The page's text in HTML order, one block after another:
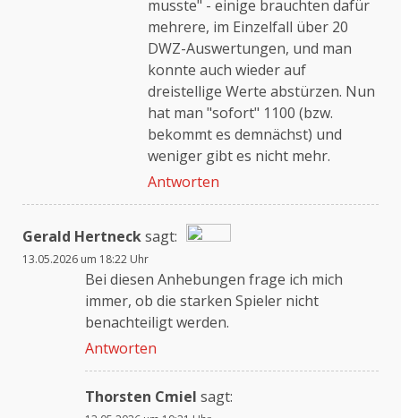
musste" - einige brauchten dafür
mehrere, im Einzelfall über 20
DWZ-Auswertungen, und man
konnte auch wieder auf
dreistellige Werte abstürzen. Nun
hat man "sofort" 1100 (bzw.
bekommt es demnächst) und
weniger gibt es nicht mehr.
Antworten
Gerald Hertnecksagt:
Das „Echte-Person“-Abzeichen!
Anti-Spam von CleanTalk
13.05.2026 um 18:22 Uhr
Bei diesen Anhebungen frage ich mich
immer, ob die starken Spieler nicht
benachteiligt werden.
Antworten
Thorsten Cmiel sagt: